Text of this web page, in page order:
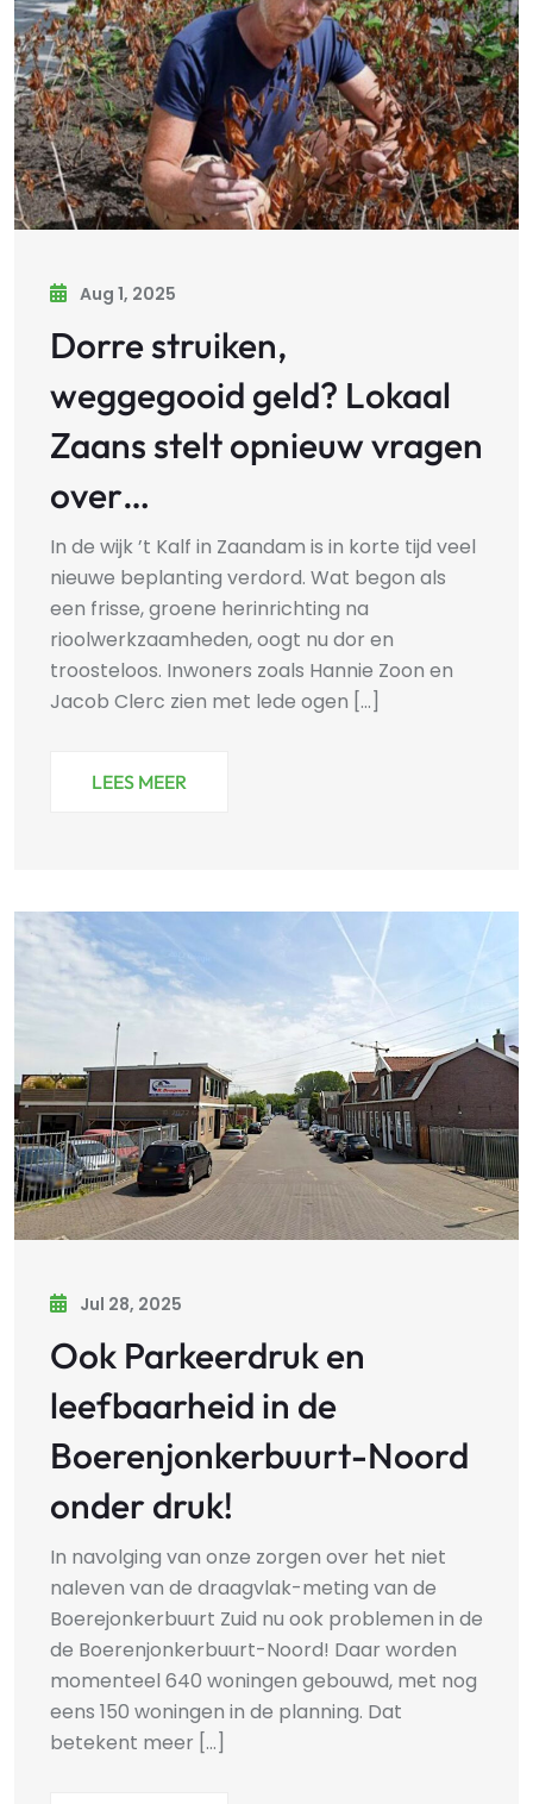
Aug 1, 2025
Dorre struiken,
weggegooid geld? Lokaal
Zaans stelt opnieuw vragen
over…
In de wijk ’t Kalf in Zaandam is in korte tijd veel
nieuwe beplanting verdord. Wat begon als
een frisse, groene herinrichting na
rioolwerkzaamheden, oogt nu dor en
troosteloos. Inwoners zoals Hannie Zoon en
Jacob Clerc zien met lede ogen [...]
LEES MEER
Jul 28, 2025
Ook Parkeerdruk en
leefbaarheid in de
Boerenjonkerbuurt-Noord
onder druk!
In navolging van onze zorgen over het niet
naleven van de draagvlak-meting van de
Boerejonkerbuurt Zuid nu ook problemen in de
de Boerenjonkerbuurt-Noord! Daar worden
momenteel 640 woningen gebouwd, met nog
eens 150 woningen in de planning. Dat
betekent meer [...]